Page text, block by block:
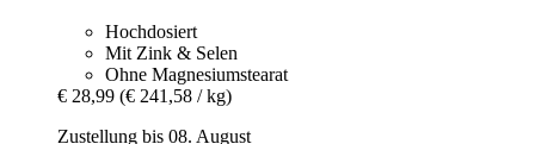
Hochdosiert
Mit Zink & Selen
Ohne Magnesiumstearat
€ 28,99 (€ 241,58 / kg)
Zustellung bis 08. August